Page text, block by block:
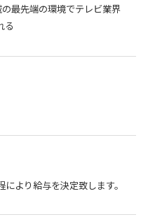
最先端の環境でテレビ業界
る
より給与を決定致します。